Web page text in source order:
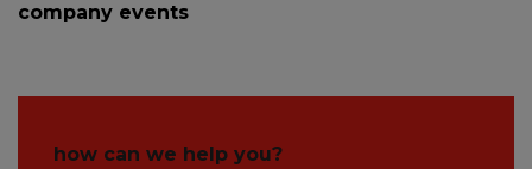
company events
how can we help you?